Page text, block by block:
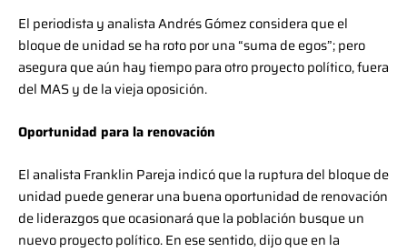
El periodista y analista Andrés Gómez considera que el
bloque de unidad se ha roto por una “suma de egos”; pero
asegura que aún hay tiempo para otro proyecto político, fuera
del MAS y de la vieja oposición.
Oportunidad para la renovación
El analista Franklin Pareja indicó que la ruptura del bloque de
unidad puede generar una buena oportunidad de renovación
de liderazgos que ocasionará que la población busque un
nuevo proyecto político. En ese sentido, dijo que en la